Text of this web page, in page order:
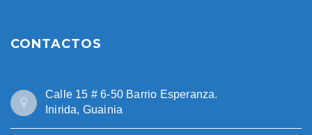
CONTACTOS
Calle 15 # 6-50 Barrio Esperanza.
Inirida, Guainia